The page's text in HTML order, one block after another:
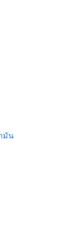
มัน